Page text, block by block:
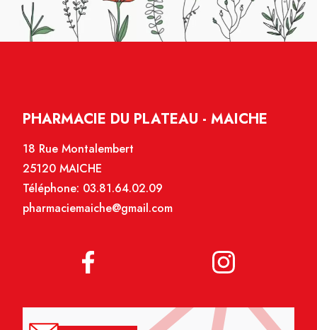
PHARMACIE DU PLATEAU - MAICHE
18 Rue Montalembert
25120 MAICHE
Téléphone: 03.81.64.02.09
pharmaciemaiche@gmail.com